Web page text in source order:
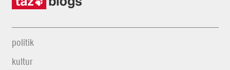
politik
kultur